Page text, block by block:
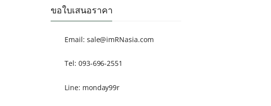
ขอใบเสนอราคา
Email: sale@imRNasia.com
Tel: 093-696-2551
Line: monday99r